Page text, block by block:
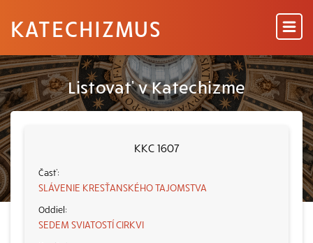
KATECHIZMUS
Listovať v Katechizme
KKC 1607
SLÁVENIE KRESŤANSKÉHO TAJOMSTVA
SEDEM SVIATOSTÍ CIRKVI